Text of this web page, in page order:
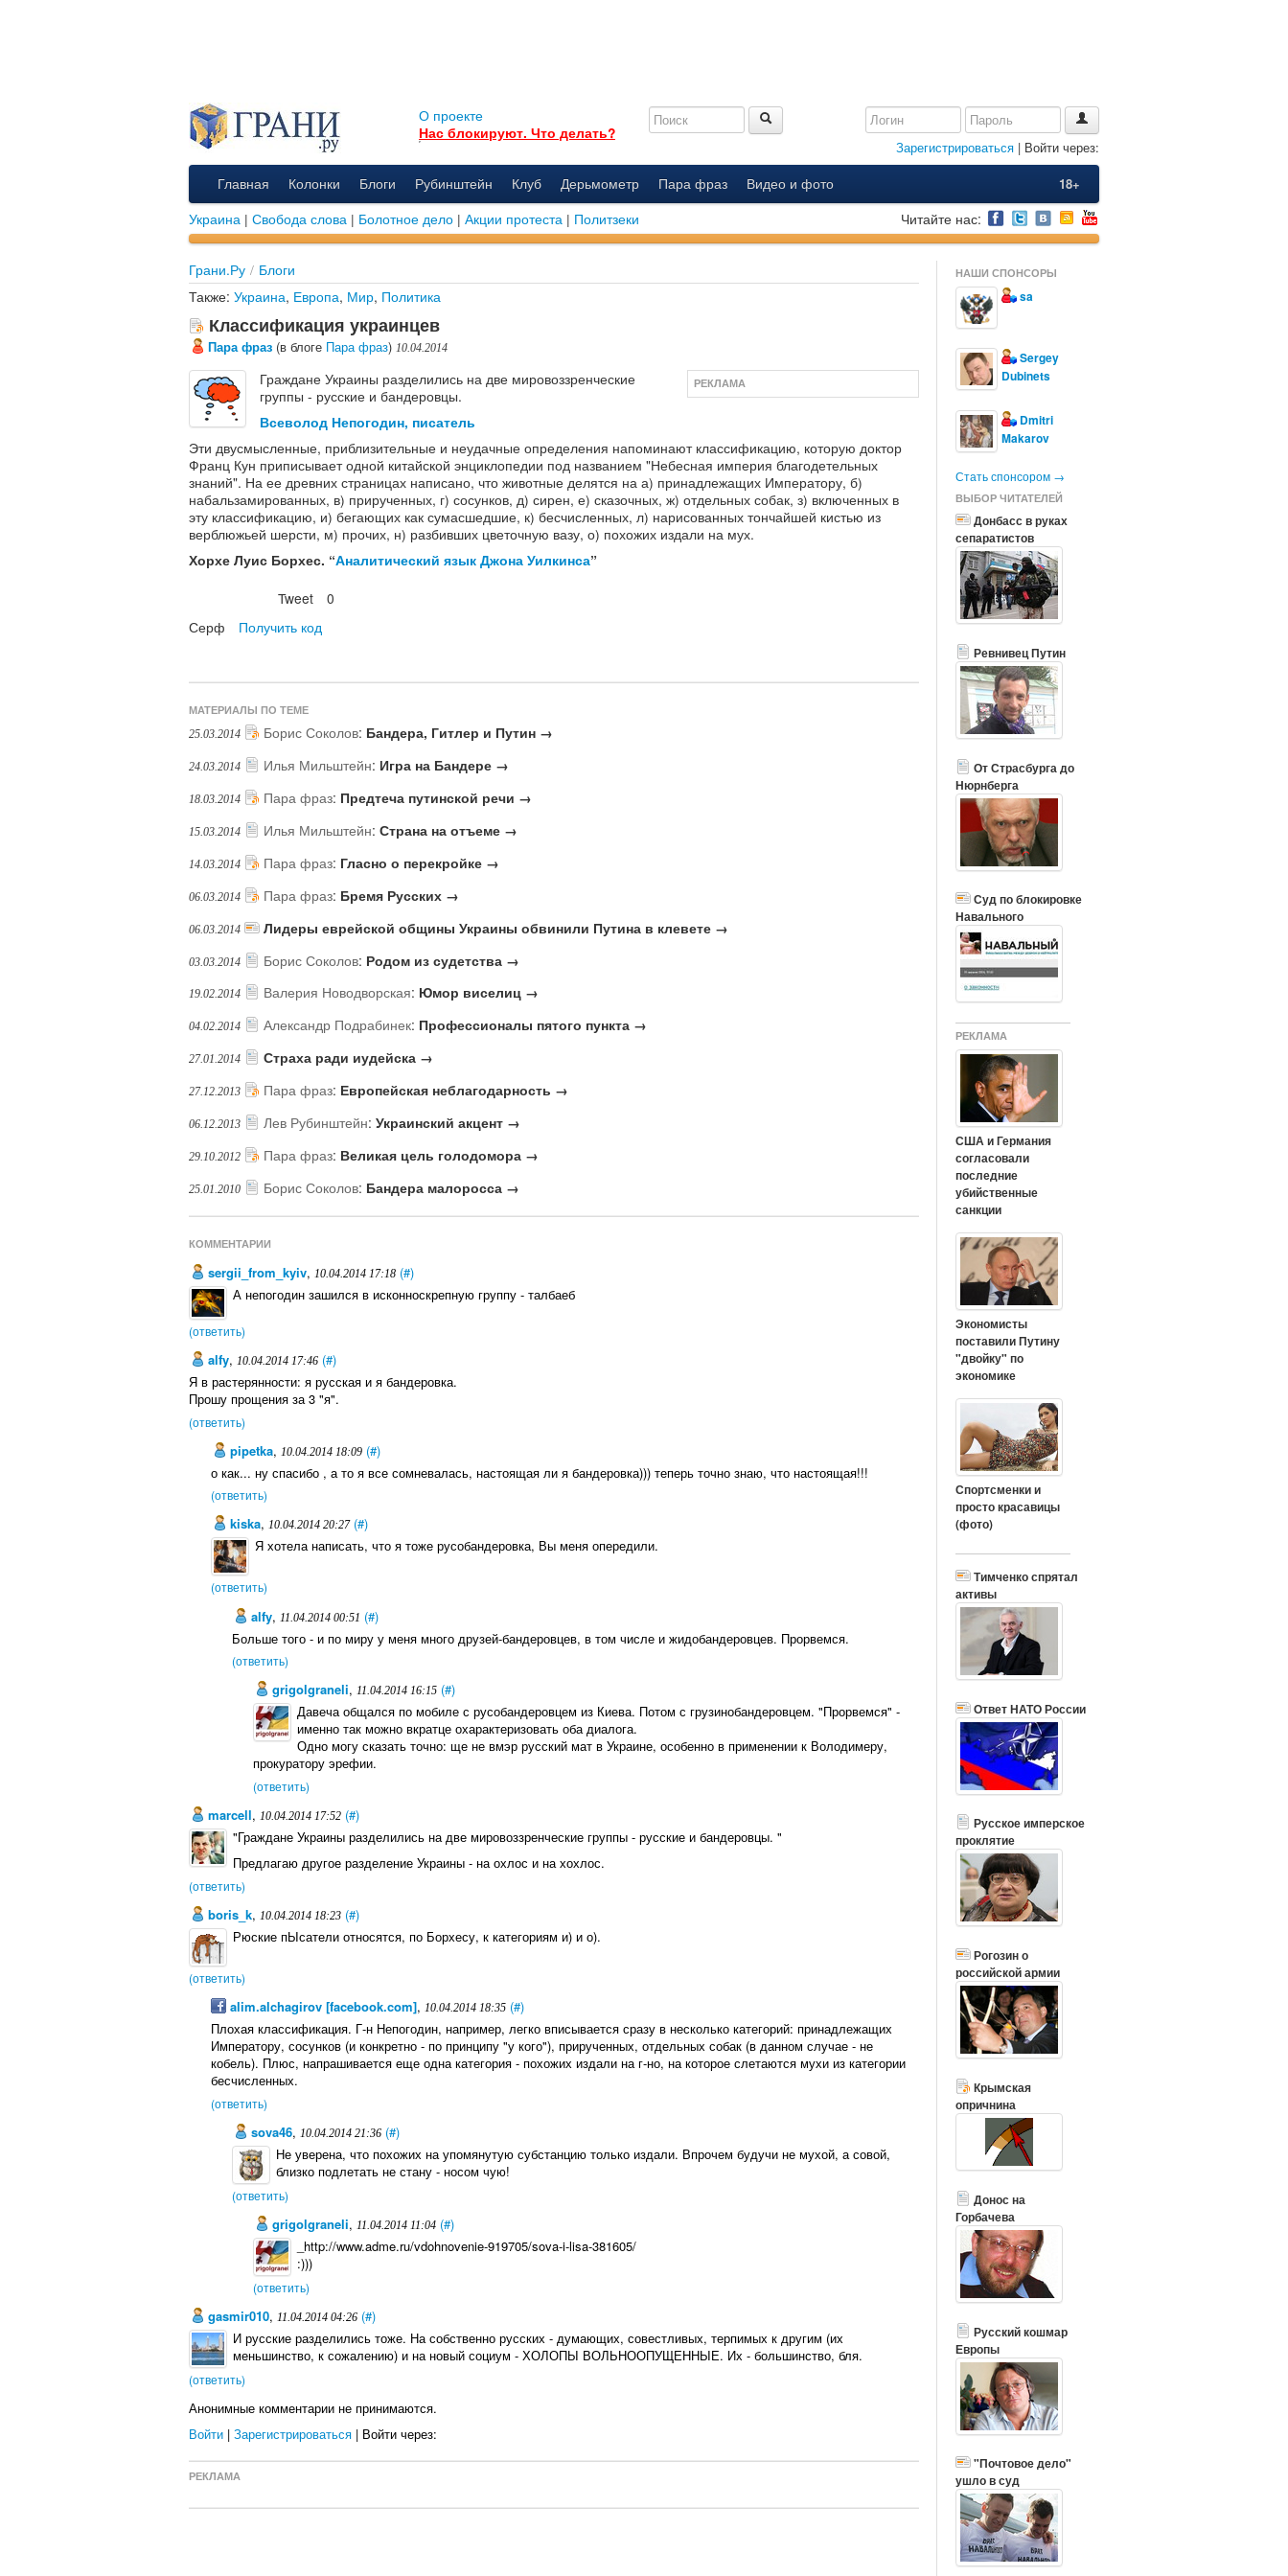
О проекте
Нас блокируют. Что делать?
Зарегистрироваться | Войти через:
18+
Главная Колонки Блоги Рубинштейн Клуб Дерьмометр Пара фраз
Видео и фото
Украина | Свобода слова | Болотное дело | Акции протеста | Политзеки Читайте нас:
Грани.Ру / Блоги
Также: Украина, Европа, Мир, Политика
Классификация украинцев
Пара фраз (в блоге Пара фраз) 10.04.2014
РЕКЛАМА
Граждане Украины разделились на две мировоззренческие
группы - русские и бандеровцы.
Всеволод Непогодин, писатель
Эти двусмысленные, приблизительные и неудачные определения напоминают классификацию, которую доктор
Франц Кун приписывает одной китайской энциклопедии под названием "Небесная империя благодетельных
знаний". На ее древних страницах написано, что животные делятся на а) принадлежащих Императору, б)
набальзамированных, в) прирученных, г) сосунков, д) сирен, е) сказочных, ж) отдельных собак, з) включенных в
эту классификацию, и) бегающих как сумасшедшие, к) бесчисленных, л) нарисованных тончайшей кистью из
верблюжьей шерсти, м) прочих, н) разбивших цветочную вазу, о) похожих издали на мух.
Хорхе Луис Борхес. “Аналитический язык Джона Уилкинса”
Tweet
0
Серф
Получить код
МАТЕРИАЛЫ ПО ТЕМЕ
25.03.2014 Борис Соколов: Бандера, Гитлер и Путин →
24.03.2014 Илья Мильштейн: Игра на Бандере →
18.03.2014 Пара фраз: Предтеча путинской речи →
15.03.2014 Илья Мильштейн: Страна на отъеме →
14.03.2014 Пара фраз: Гласно о перекройке →
06.03.2014 Пара фраз: Бремя Русских →
06.03.2014 Лидеры еврейской общины Украины обвинили Путина в клевете →
03.03.2014 Борис Соколов: Родом из судетства →
19.02.2014 Валерия Новодворская: Юмор виселиц →
04.02.2014 Александр Подрабинек: Профессионалы пятого пункта →
27.01.2014 Страха ради иудейска →
27.12.2013 Пара фраз: Европейская неблагодарность →
06.12.2013 Лев Рубинштейн: Украинский акцент →
29.10.2012 Пара фраз: Великая цель голодомора →
25.01.2010 Борис Соколов: Бандера малоросса →
КОММЕНТАРИИ
sergii_from_kyiv, 10.04.2014 17:18 (#)
А непогодин зашился в исконноскрепную группу - талбаеб
(ответить)
alfy, 10.04.2014 17:46 (#)
Я в растерянности: я русская и я бандеровка.
Прошу прощения за 3 "я".
(ответить)
pipetka, 10.04.2014 18:09 (#)
о как... ну спасибо , а то я все сомневалась, настоящая ли я бандеровка))) теперь точно знаю, что настоящая!!!
(ответить)
kiska, 10.04.2014 20:27 (#)
Я хотела написать, что я тоже русобандеровка, Вы меня опередили.
(ответить)
alfy, 11.04.2014 00:51 (#)
Больше того - и по миру у меня много друзей-бандеровцев, в том числе и жидобандеровцев. Прорвемся.
(ответить)
grigolgraneli, 11.04.2014 16:15 (#)
Давеча общался по мобиле с русобандеровцем из Киева. Потом с грузинобандеровцем. "Прорвемся" -
именно так можно вкратце охарактеризовать оба диалога.
Одно могу сказать точно: ще не вмэр русский мат в Украине, особенно в применении к Володимеру,
прокуратору эрефии.
(ответить)
marcell, 10.04.2014 17:52 (#)
"Граждане Украины разделились на две мировоззренческие группы - русские и бандеровцы. "
Предлагаю другое разделение Украины - на охлос и на хохлос.
(ответить)
boris_k, 10.04.2014 18:23 (#)
Рюские пЫсатели относятся, по Борхесу, к категориям и) и о).
(ответить)
alim.alchagirov [facebook.com], 10.04.2014 18:35 (#)
Плохая классификация. Г-н Непогодин, например, легко вписывается сразу в несколько категорий: принадлежащих
Императору, сосунков (и конкретно - по принципу "у кого"), прирученных, отдельных собак (в данном случае - не
кобель). Плюс, напрашивается еще одна категория - похожих издали на г-но, на которое слетаются мухи из категории
бесчисленных.
(ответить)
sova46, 10.04.2014 21:36 (#)
Не уверена, что похожих на упомянутую субстанцию только издали. Впрочем будучи не мухой, а совой,
близко подлетать не стану - носом чую!
(ответить)
grigolgraneli, 11.04.2014 11:04 (#)
_http://www.adme.ru/vdohnovenie-919705/sova-i-lisa-381605/
:)))
(ответить)
gasmir010, 11.04.2014 04:26 (#)
И русские разделились тоже. На собственно русских - думающих, совестливых, терпимых к другим (их
меньшинство, к сожалению) и на новый социум - ХОЛОПЫ ВОЛЬНООПУЩЕННЫЕ. Их - большинство, бля.
(ответить)
Анонимные комментарии не принимаются.
Войти | Зарегистрироваться | Войти через:
РЕКЛАМА
НАШИ СПОНСОРЫ
sa
Sergey
Dubinets
Dmitri
Makarov
Стать спонсором →
ВЫБОР ЧИТАТЕЛЕЙ
Донбасс в руках
сепаратистов
Ревнивец Путин
От Страсбурга до
Нюрнберга
Суд по блокировке
Навального
РЕКЛАМА
США и Германия
согласовали
последние
убийственные
санкции
Экономисты
поставили Путину
"двойку" по
экономике
Спортсменки и
просто красавицы
(фото)
Тимченко спрятал
активы
Ответ НАТО России
Русское имперское
проклятие
Рогозин о
российской армии
Крымская
опричнина
Донос на
Горбачева
Русский кошмар
Европы
"Почтовое дело"
ушло в суд